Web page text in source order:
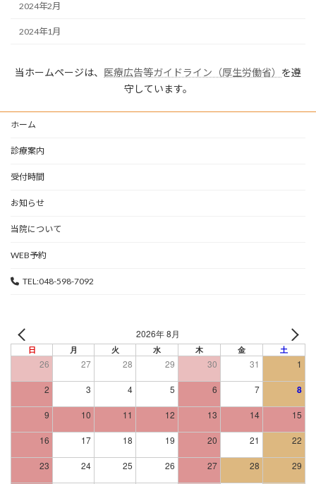
2024年2月
2024年1月
当ホームページは、 医療広告等ガイドライン（厚生労働省） を遵
守しています。
ホーム
診療案内
受付時間
お知らせ
当院について
WEB予約
TEL:048-598-7092
2026年 8月
日 月 火 水 木 金 土
26 27 28 29 30 31 1
2 3 4 5 6 7 8
9 10 11 12 13 14 15
16 17 18 19 20 21 22
23 24 25 26 27 28 29